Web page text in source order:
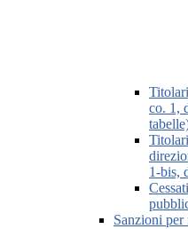
co. 1,
1-bis,
Sanzioni per